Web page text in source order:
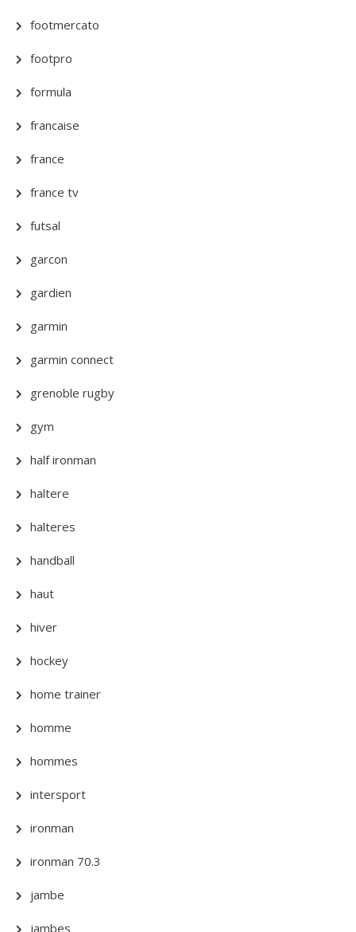
footmercato
footpro
formula
francaise
france
france tv
futsal
garcon
gardien
garmin
garmin connect
grenoble rugby
gym
half ironman
haltere
halteres
handball
haut
hiver
hockey
home trainer
homme
hommes
intersport
ironman
ironman 70.3
jambe
jambes